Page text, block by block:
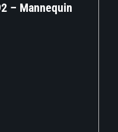
– Mannequin